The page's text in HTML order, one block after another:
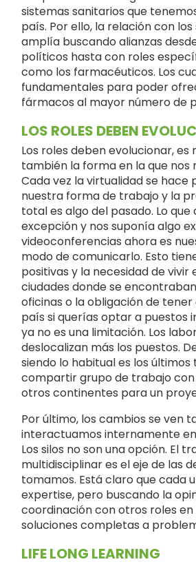
sistemas sanitarios que
país. Por ello, la relación con
amplía buscando alianzas
políticos hasta con roles
como los farmacéuticos. Los
fundamentales para poder
fármacos al mayor número de
LOS ROLES DEBEN
Los roles deben evolucionar, es
también la forma en la que nos
Cada vez la virtualidad se hace
nuestra forma de trabajo y la
total es algo del pasado. Lo
excepción y nos suponía algo
videoconferencias ahora es
modo de comunicarlo. Esto
positivas y la necesidad de vivir
ciudades donde se
oficinas o la obligación de
país si querías optar a puestos
ya no es una limitación. Los
deslocalizan más los puestos.
siendo lo habitual es los
compartir grupo de trabajo
otros continentes para un
Por último, los cambios se ven
interactuamos internamente
Los silos no son una opción. El
multidisciplinar es el eje de las
tomamos. Está claro que cada
expertise, pero buscando la
coordinación con otros roles en
soluciones completas a
LIFE LONG LEARNING